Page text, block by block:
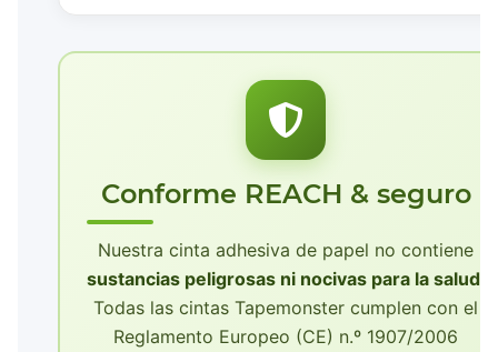
Conforme REACH & seguro
Nuestra cinta adhesiva de papel no contiene
sustancias peligrosas ni nocivas para la salud
Todas las cintas Tapemonster cumplen con el
Reglamento Europeo (CE) n.º 1907/2006